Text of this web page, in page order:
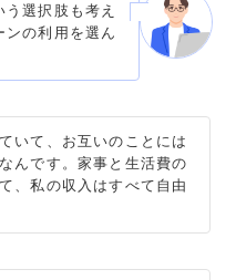
選択肢も考え
ンの利用を選ん
いて、お互いのことには
んです。家事と生活費の
、私の収入はすべて自由